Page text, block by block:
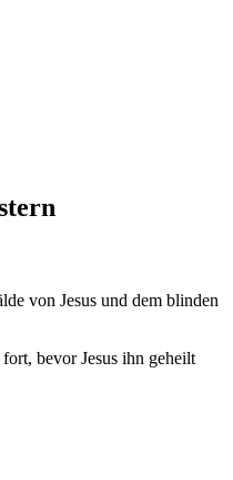
Musik, Texte
Botschaft
von Jesus und dem blinden
bevor Jesus ihn geheilt